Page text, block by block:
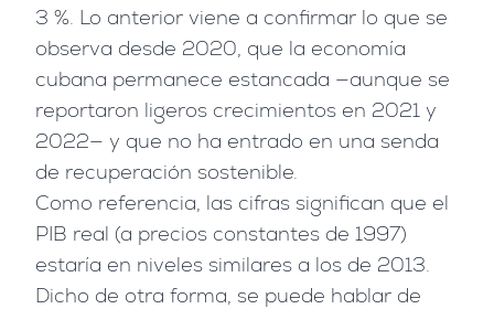
3 %. Lo anterior viene a confirmar lo que se
observa desde 2020, que la economía
cubana permanece estancada —aunque se
reportaron ligeros crecimientos en 2021 y
2022— y que no ha entrado en una senda
de recuperación sostenible.
Como referencia, las cifras significan que el
PIB real (a precios constantes de 1997)
estaría en niveles similares a los de 2013.
Dicho de otra forma, se puede hablar de